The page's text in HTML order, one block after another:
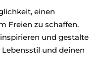
einen
Freien zu schaffen.
und gestalte
und deinen